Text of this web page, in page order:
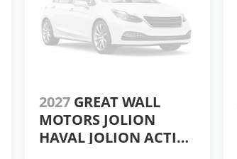
2027 GREAT WALL
MOTORS JOLION
HAVAL JOLION ACTIVE